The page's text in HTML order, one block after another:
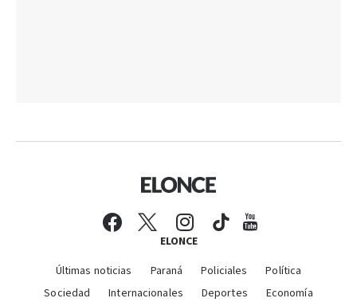
ELONCE
Últimas noticias Paraná Policiales
Política
Sociedad
Internacionales Deportes Economía